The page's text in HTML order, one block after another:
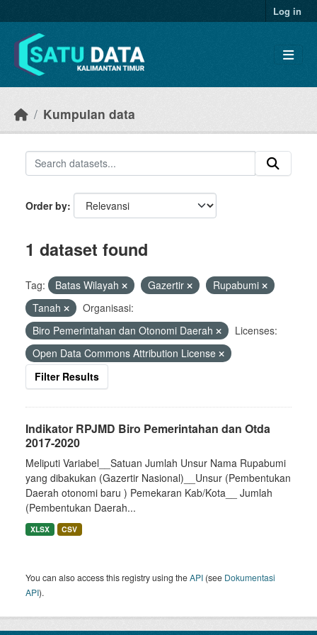
Log in
Kumpulan data
Order by
1 dataset found
Tag: Batas Wilayah Gazertir
Rupabumi
Tanah
Organisasi:
Biro Pemerintahan dan Otonomi Daerah
Licenses:
Open Data Commons Attribution License
Filter Results
Indikator RPJMD Biro Pemerintahan dan Otda
2017-2020
Meliputi Variabel__Satuan Jumlah Unsur Nama Rupabumi
yang dibakukan (Gazertir Nasional)__Unsur (Pembentukan
Daerah otonomi baru ) Pemekaran Kab/Kota__ Jumlah
(Pembentukan Daerah...
XLSX CSV
You can also access this registry using theAPI (see Dokumentasi
API).